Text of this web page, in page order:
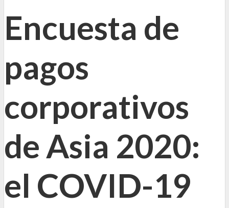
Encuesta de
pagos
corporativos
de Asia 2020:
el COVID-19